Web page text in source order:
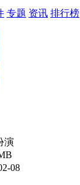
专题 资讯 排行榜
演
08